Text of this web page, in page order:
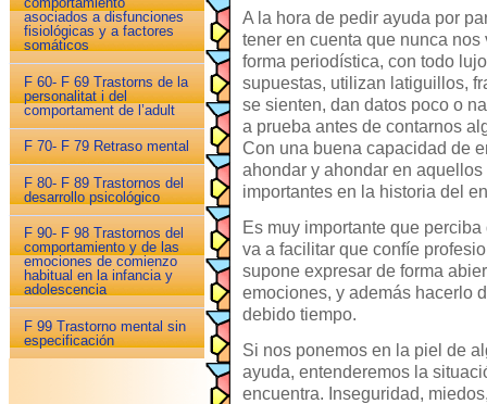
asociados a disfunciones
fisiológicas y a factores
somáticos
F 60- F 69 Trastorns de la
personalitat i del
comportament de l’adult
F 70- F 79 Retraso mental
F 80- F 89 Trastornos del
desarrollo psicológico
F 90- F 98 Trastornos del
comportamiento y de las
emociones de comienzo
habitual en la infancia y
adolescencia
F 99 Trastorno mental sin
especificación
A la hora de pedir ayuda por
tener en cuenta que nunca
forma periodística, con todo
supuestas, utilizan latiguillos,
se sienten, dan datos poco o
a prueba antes de contarnos
Con una buena capacidad de
ahondar y ahondar en
importantes en la historia del
Es muy importante que
va a facilitar que confíe
supone expresar de forma
emociones, y además hacerlo
debido tiempo.
Si nos ponemos en la piel de
ayuda, entenderemos la
encuentra. Inseguridad,